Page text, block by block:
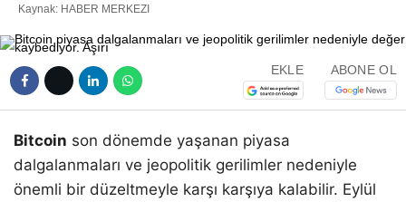
Kaynak: HABER MERKEZI
EKLE ABONE OL
Bitcoin son dönemde yaşanan piyasa
dalgalanmaları ve jeopolitik gerilimler nedeniyle
önemli bir düzeltmeyle karşı karşıya kalabilir. Eylül